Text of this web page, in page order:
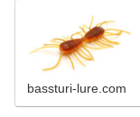
bassturi-lure.com